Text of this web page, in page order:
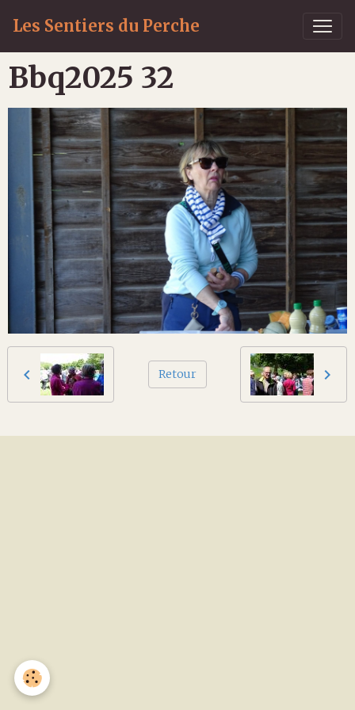
Les Sentiers du Perche
Bbq2025 32
Retour